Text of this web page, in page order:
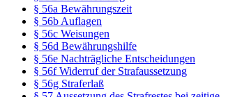
§ 56a Bewährungszeit
§ 56b Auflagen
§ 56c Weisungen
§ 56d Bewährungshilfe
§ 56e Nachträgliche Entscheidungen
§ 56f Widerruf der Strafaussetzung
§ 56g Straferlaß